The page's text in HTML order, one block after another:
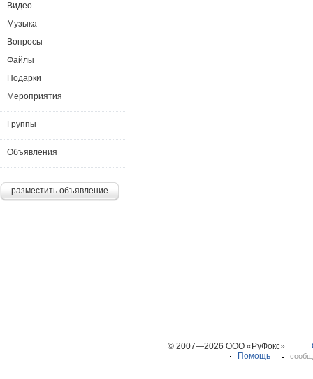
Видео
Музыка
Вопросы
Файлы
Подарки
Мероприятия
Группы
Объявления
разместить объявление
© 2007—2026 ООО «РуФокс»
Помощь